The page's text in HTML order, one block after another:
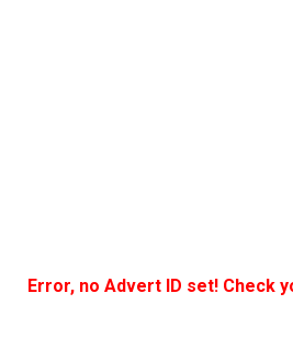
Error, no Advert ID set! Check